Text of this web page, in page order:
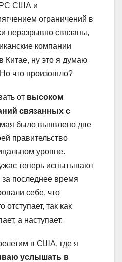
США и
ограничений в
неразрывно связаны,
компании
Китае, ну это я думаю
что произошло?
от высоком
связанных с
было выявлено две
правительство
уровне.
теперь испытывают
последнее время
себе, что
отступает, так как
а наступает.
в США, где я
услышать в